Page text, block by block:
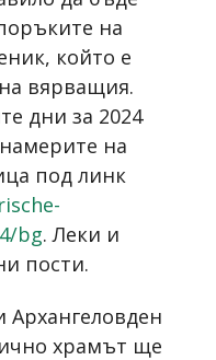
на
който е
вярващия.
дни за 2024
на
под линк
bg. Леки и
пости.
Архангеловден
храмът ще